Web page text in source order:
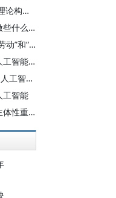
马煜昊 马佰莲：人工道德主体的理论构设与实践限度
范可：关于人工智能，人类学能做些什么？
阎孟伟：马克思劳动价值论中的“劳动”和“价值”概念
刘越：当算法开始参与决策——人工智能重塑全球治理的底层逻辑
翟云：在“全球合作的交响”中推动人工智能发展
工智能
慈祥：AI时代的电影作者与观众主体性重构